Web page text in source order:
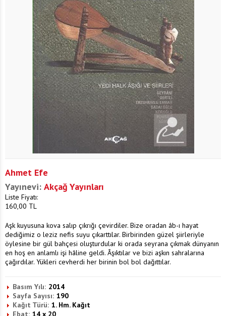
Ahmet Efe
Yayınevi: Akçağ Yayınları
Liste Fiyatı:
160,00 TL
Aşk kuyusuna kova salıp çıkrığı çevirdiler. Bize oradan âb-ı hayat
dediğimiz o leziz nefis suyu çıkarttılar. Birbirinden güzel şiirleriyle
öylesine bir gül bahçesi oluşturdular ki orada seyrana çıkmak dünyanın
en hoş en anlamlı işi hâline geldi. Âşıktılar ve bizi aşkın sahralarına
çağırdılar. Yükleri cevherdi her birinin bol bol dağıttılar.
Basım Yılı: 2014
Sayfa Sayısı: 190
Kağıt Türü: 1. Hm. Kağıt
Ebat: 14 x 20